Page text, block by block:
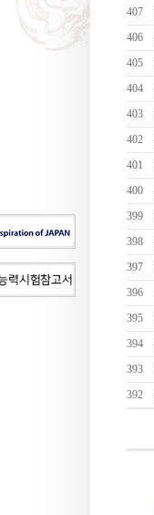
407
406
405
404
403
402
401
400
399
398
397
396
395
394
393
392